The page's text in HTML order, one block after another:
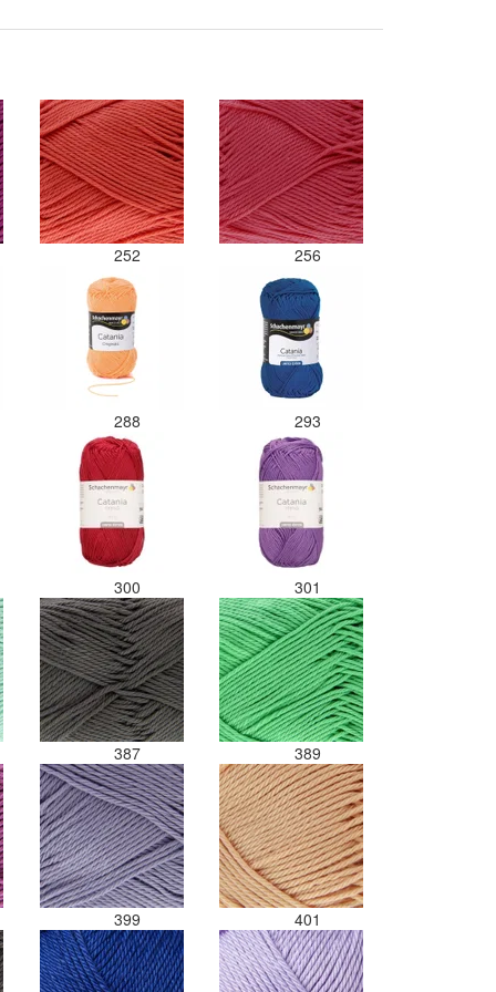
kleuren apart in te pakken
een sticker welke kleur het
Desondanks zou ik deze
zeker wel aanbevelen wat
de viltwol. Goede prijs/
verhouding.
252 256
288 293
300 301
387 389
399 401